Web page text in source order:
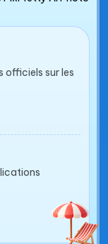
officiels sur les